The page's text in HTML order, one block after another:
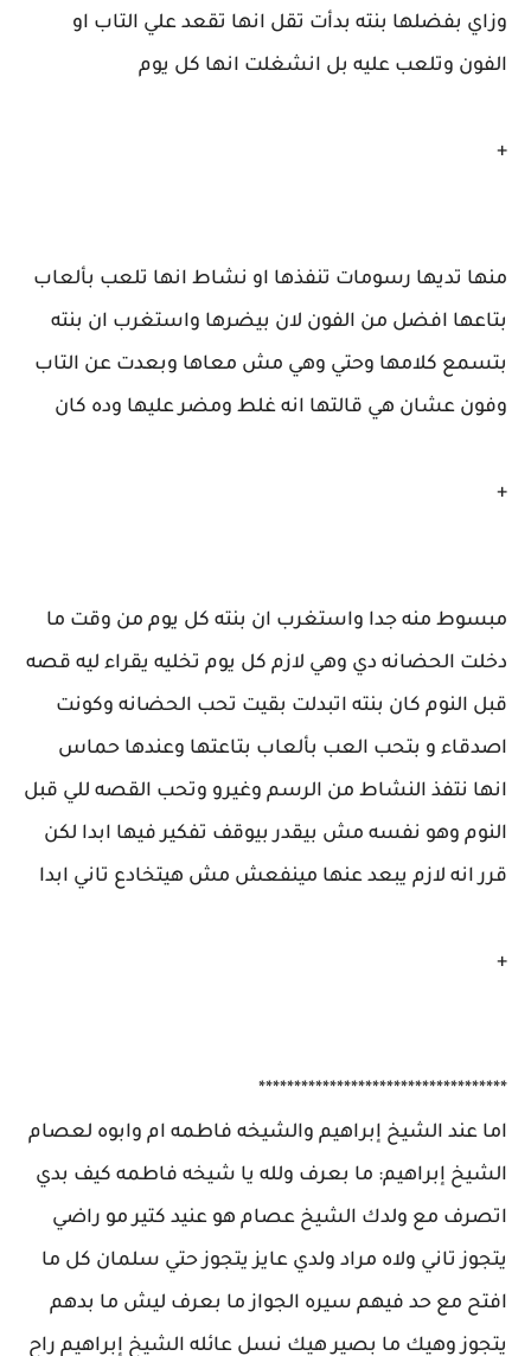
وزاي بفضلها بنته بدأت تقل انها تقعد علي التاب او
الفون وتلعب عليه بل انشغلت انها كل يوم
+
منها تديها رسومات تنفذها او نشاط انها تلعب بألعاب
بتاعها افضل من الفون لان بيضرها واستغرب ان بنته
بتسمع كلامها وحتي وهي مش معاها وبعدت عن التاب
وفون عشان هي قالتها انه غلط ومضر عليها وده كان
+
مبسوط منه جدا واستغرب ان بنته كل يوم من وقت ما
دخلت الحضانه دي وهي لازم كل يوم تخليه يقراء ليه قصه
قبل النوم كان بنته اتبدلت بقيت تحب الحضانه وكونت
اصدقاء و بتحب العب بألعاب بتاعتها وعندها حماس
انها نتفذ النشاط من الرسم وغيرو وتحب القصه للي قبل
النوم وهو نفسه مش بيقدر بيوقف تفكير فيها ابدا لكن
قرر انه لازم يبعد عنها مينفعش مش هيتخادع تاني ابدا
+
***********************************
اما عند الشيخ إبراهيم والشيخه فاطمه ام وابوه لعصام
الشيخ إبراهيم: ما بعرف ولله يا شيخه فاطمه كيف بدي
اتصرف مع ولدك الشيخ عصام هو عنيد كتير مو راضي
يتجوز تاني ولاه مراد ولدي عايز يتجوز حتي سلمان كل ما
افتح مع حد فيهم سيره الجواز ما بعرف ليش ما بدهم
يتجوز وهيك ما بصير هيك نسل عائله الشيخ إبراهيم راح